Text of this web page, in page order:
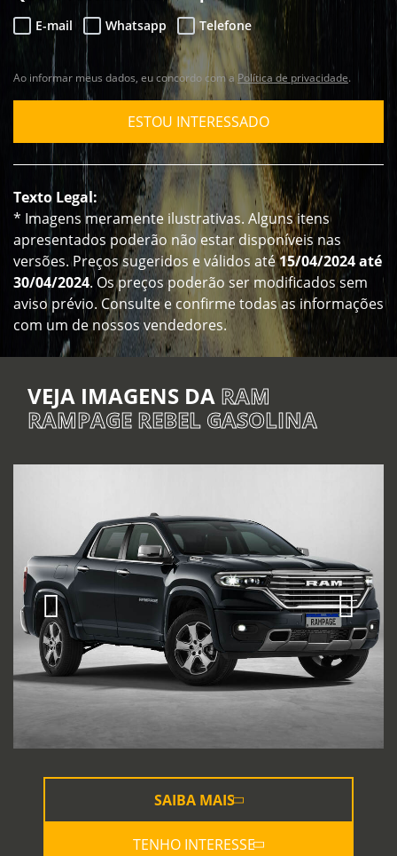
E-mail Whatsapp Telefone
Ao informar meus dados, eu concordo com a Política de privacidade.
ESTOU INTERESSADO
Texto Legal:
* Imagens meramente ilustrativas. Alguns itens
apresentados poderão não estar disponíveis nas
versões. Preços sugeridos e válidos até15/04/2024 até
30/04/2024. Os preços poderão ser modificados sem
aviso prévio. Consulte e confirme todas as informações
com um de nossos vendedores.
VEJA IMAGENS DA RAM
RAMPAGE REBEL GASOLINA
SAIBA MAIS
TENHO INTERESSE